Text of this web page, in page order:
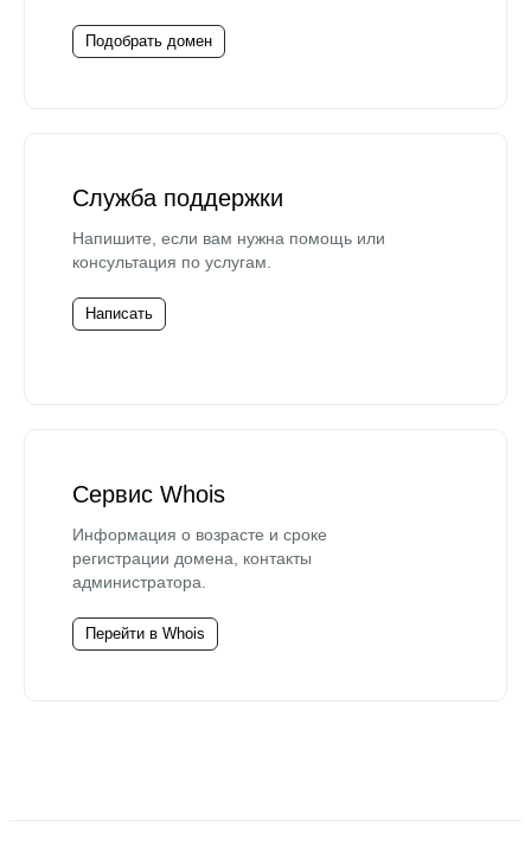
Подобрать домен
Служба поддержки
Напишите, если вам нужна помощь или
консультация по услугам.
Написать
Сервис Whois
Информация о возрасте и сроке
регистрации домена, контакты
администратора.
Перейти в Whois